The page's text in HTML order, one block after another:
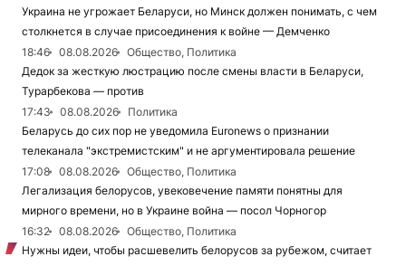
Украина не угрожает Беларуси, но Минск должен понимать, с чем
столкнется в случае присоединения к войне — Демченко
18:46
08.08.2026
Общество, Политика
Дедок за жесткую люстрацию после смены власти в Беларуси,
Турарбекова — против
17:43
08.08.2026
Политика
Беларусь до сих пор не уведомила Euronews о признании
телеканала "экстремистским" и не аргументировала решение
17:08
08.08.2026
Общество, Политика
Легализация белорусов, увековечение памяти понятны для
мирного времени, но в Украине война — посол Чорногор
16:32
08.08.2026
Общество, Политика
Нужны идеи, чтобы расшевелить белорусов за рубежом, считает